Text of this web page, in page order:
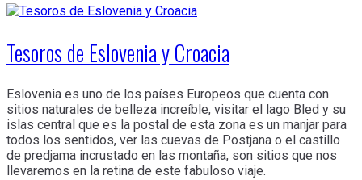
Tesoros de Eslovenia y Croacia
Eslovenia es uno de los países Europeos que cuenta con
sitios naturales de belleza increíble, visitar el lago Bled y su
islas central que es la postal de esta zona es un manjar para
todos los sentidos, ver las cuevas de Postjana o el castillo
de predjama incrustado en las montaña, son sitios que nos
llevaremos en la retina de este fabuloso viaje.